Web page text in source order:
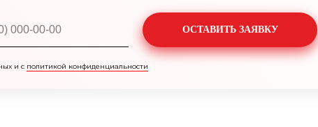
ОСТАВИТЬ ЗАЯВКУ
и с политикой конфиденциальности